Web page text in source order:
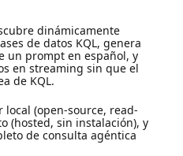
dinámicamente
de datos KQL, genera
un prompt en español, y
en streaming sin que el
de KQL.
(open-source, read-
(hosted, sin instalación), y
de consulta agéntica